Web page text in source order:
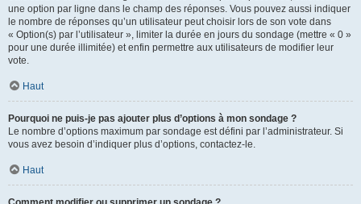
une option par ligne dans le champ des réponses. Vous pouvez aussi indiquer
le nombre de réponses qu’un utilisateur peut choisir lors de son vote dans
« Option(s) par l’utilisateur », limiter la durée en jours du sondage (mettre « 0 »
pour une durée illimitée) et enfin permettre aux utilisateurs de modifier leur
vote.
Haut
Pourquoi ne puis-je pas ajouter plus d’options à mon sondage ?
Le nombre d’options maximum par sondage est défini par l’administrateur. Si
vous avez besoin d’indiquer plus d’options, contactez-le.
Haut